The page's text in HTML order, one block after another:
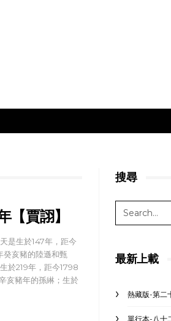
【賈詡】
是生於147年，距今
亥豬的陸遜和甄
於219年，距今1798
亥豬年的孫綝；生於
搜尋
最新上載
熱藏版-第二
單行本-八十